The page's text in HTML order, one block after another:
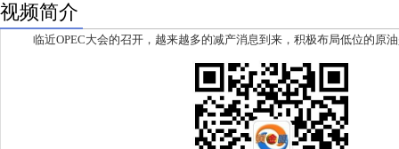
视频简介
临近OPEC大会的召开，越来越多的减产消息到来，积极布局低位的原